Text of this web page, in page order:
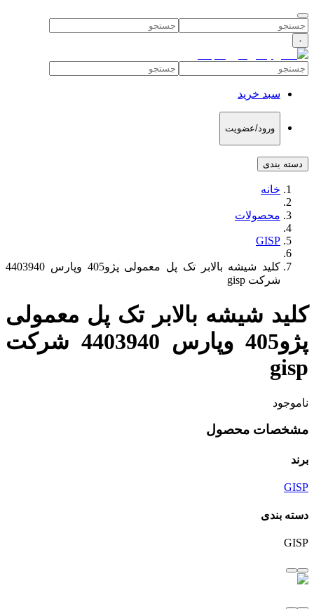
۰
سبد خرید
ورود/عضویت
دسته بندی
خانه
محصولات
GISP
کلید شیشه بالابر تک پل معمولی پژو405 وپارس 4403940
شرکت gisp
کلید شیشه بالابر تک پل معمولی
پژو405 وپارس 4403940 شرکت
gisp
ناموجود
مشخصات محصول
برند
GISP
دسته بندی
GISP